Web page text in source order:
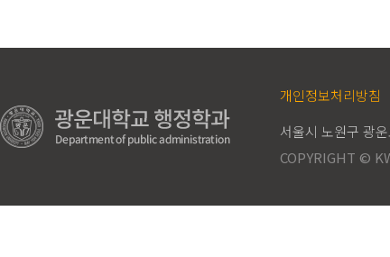
개인정보처리방침
서울시 노원구 광
COPYRIGHT ©